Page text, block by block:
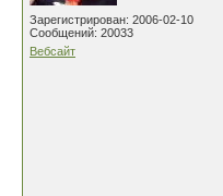
Зарегистрирован: 2006-02-10
Сообщений: 20033
Вебсайт